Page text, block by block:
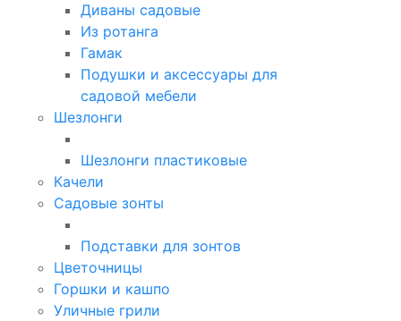
Диваны садовые
Из ротанга
Гамак
Подушки и аксессуары для
садовой мебели
Шезлонги
Шезлонги пластиковые
Качели
Садовые зонты
Подставки для зонтов
Цветочницы
Горшки и кашпо
Уличные грили